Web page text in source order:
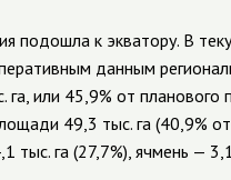
подошла к экватору. В
данным
га, или 45,9% от
49,3 тыс. га (40,9%
тыс. га (27,7%), ячмень —